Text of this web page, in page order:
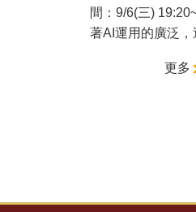
間：9/6(三)
著AI運用的廣泛
更多